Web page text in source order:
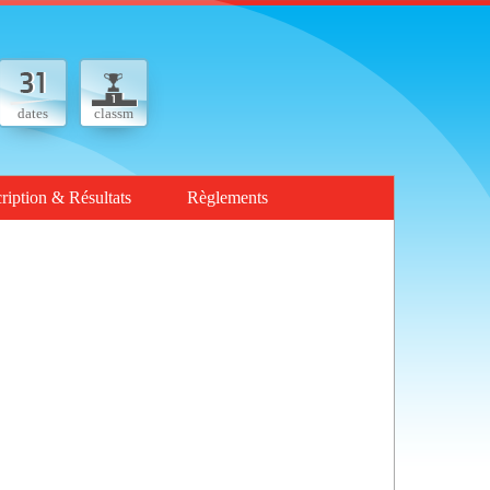
dates classm
& Résultats Règlements